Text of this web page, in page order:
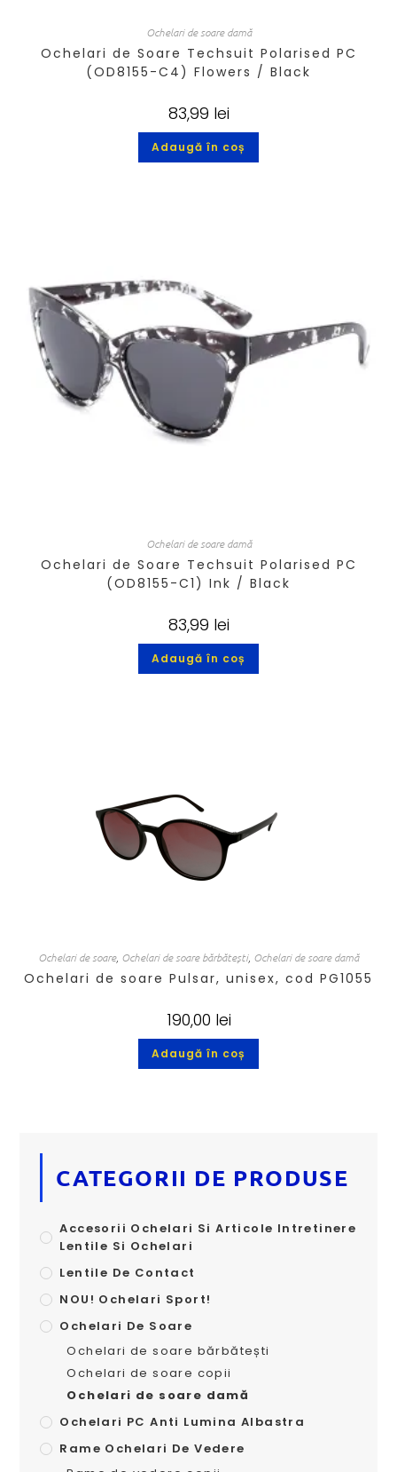
Ochelari de soare damă
Ochelari de Soare Techsuit Polarised PC
(OD8155-C4) Flowers / Black
83,99 lei
Adaugă în coș
Ochelari de soare damă
Ochelari de Soare Techsuit Polarised PC
(OD8155-C1) Ink / Black
83,99 lei
Adaugă în coș
Ochelari de soare, Ochelari de soare bărbătești, Ochelari de soare damă
Ochelari de soare Pulsar, unisex, cod PG1055
190,00 lei
Adaugă în coș
CATEGORII DE PRODUSE
Accesorii Ochelari Si Articole Intretinere
Lentile Si Ochelari
Lentile De Contact
NOU! Ochelari Sport!
Ochelari De Soare
Ochelari de soare bărbătești
Ochelari de soare copii
Ochelari de soare damă
Ochelari PC Anti Lumina Albastra
Rame Ochelari De Vedere